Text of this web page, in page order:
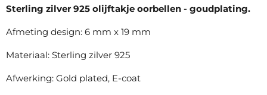
Sterling zilver 925 olijftakje oorbellen - goudplating.
Afmeting design: 6 mm x 19 mm
Materiaal: Sterling zilver 925
Afwerking: Gold plated, E-coat